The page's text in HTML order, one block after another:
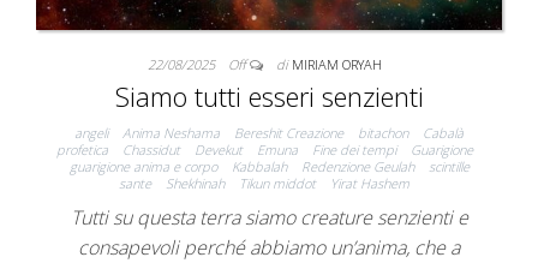
22/08/2025 Off di MIRIAM ORYAH
Siamo tutti esseri senzienti
angeli Anima Neshama Bereshit Creazione bitachon
Cabalà
profetica
Chassidut Devekut Emuna Fine dei tempi
Guarigione
guarigione anima e corpo
Kabbalah Redenzione Geulah
scintille
sante
Shekhinah Tikun middot Yirat Hashem
Tutti su questa terra siamo creature senzienti e
consapevoli perché abbiamo un’anima, che a